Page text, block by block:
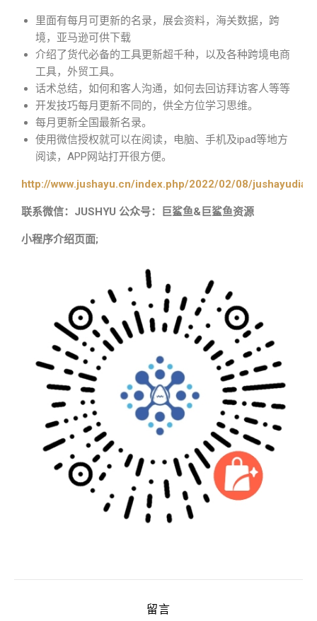
里面有每月可更新的名录，展会资料，海关数据，跨
境，亚马逊可供下载
介绍了货代必备的工具更新超千种，以及各种跨境电商
工具，外贸工具。
话术总结，如何和客人沟通，如何去回访拜访客人等等
开发技巧每月更新不同的，供全方位学习思维。
每月更新全国最新名录。
使用微信授权就可以在阅读，电脑、手机及ipad等地方
阅读，APP网站打开很方便。
http://www.jushayu.cn/index.php/2022/02/08/
联系微信：JUSHYU 公众号：巨鲨鱼&巨鲨鱼资源
小程序介绍页面;
留言